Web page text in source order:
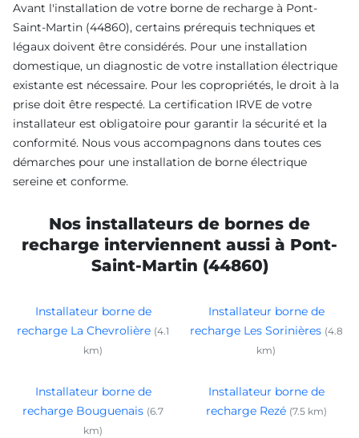
Avant l'installation de votre borne de recharge à Pont-
Saint-Martin (44860), certains prérequis techniques et
légaux doivent être considérés. Pour une installation
domestique, un diagnostic de votre installation électrique
existante est nécessaire. Pour les copropriétés, le droit à la
prise doit être respecté. La certification IRVE de votre
installateur est obligatoire pour garantir la sécurité et la
conformité. Nous vous accompagnons dans toutes ces
démarches pour une installation de borne électrique
sereine et conforme.
Nos installateurs de bornes de
recharge interviennent aussi à Pont-
Saint-Martin (44860)
Installateur borne de
recharge La Chevrolière (4.1
km)
Installateur borne de
recharge Les Sorinières (4.8
km)
Installateur borne de
recharge Bouguenais (6.7
km)
Installateur borne de
recharge Rezé (7.5 km)